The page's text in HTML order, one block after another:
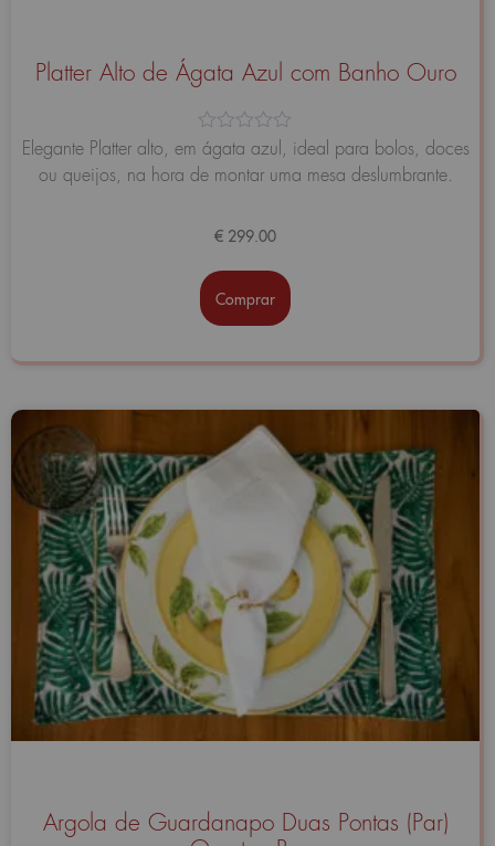
Platter Alto de Ágata Azul com Banho Ouro
Avaliação
0
de
Elegante Platter alto, em ágata azul, ideal para bolos, doces
ou queijos, na hora de montar uma mesa deslumbrante.
€ 299.00
Comprar
Argola de Guardanapo Duas Pontas (Par)